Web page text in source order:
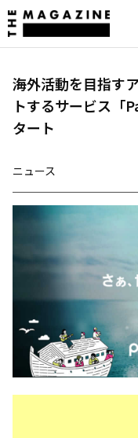
海外活動を目指す
トするサービス「
タート
ニュース